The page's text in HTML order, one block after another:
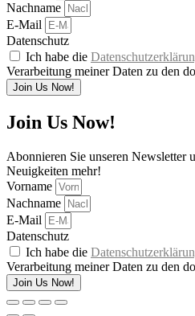
Nachname
E-Mail
Datenschutz
Ich habe die
Verarbeitung meiner Daten zu den
Join Us Now!
Join Us Now!
Abonnieren Sie unseren Newsletter
Neuigkeiten mehr!
Vorname
Nachname
E-Mail
Datenschutz
Ich habe die
Verarbeitung meiner Daten zu den
Join Us Now!